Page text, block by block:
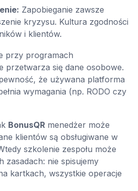
Zapobieganie zawsze
kryzysu. Kultura zgodności
i klientów.
przy programach
przetwarza się dane osobowe.
że używana platforma
wymagania (np. RODO czy
BonusQR menedżer może
klientów są obsługiwane w
szkolenie zespołu może
zasadach: nie spisujemy
kartkach, wszystkie operacje